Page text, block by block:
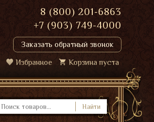
8 (800) 201-6863
+7 (903) 749-4000
Заказать обратный звонок
Избранное Корзина пуста
Найти